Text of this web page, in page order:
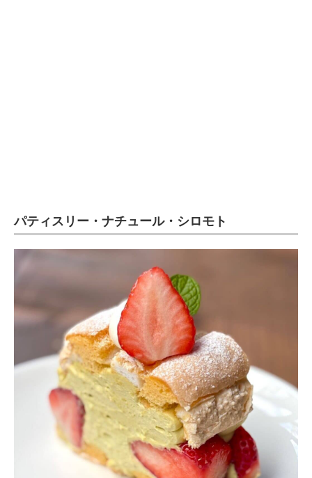
パティスリー・ナチュール・シロモト